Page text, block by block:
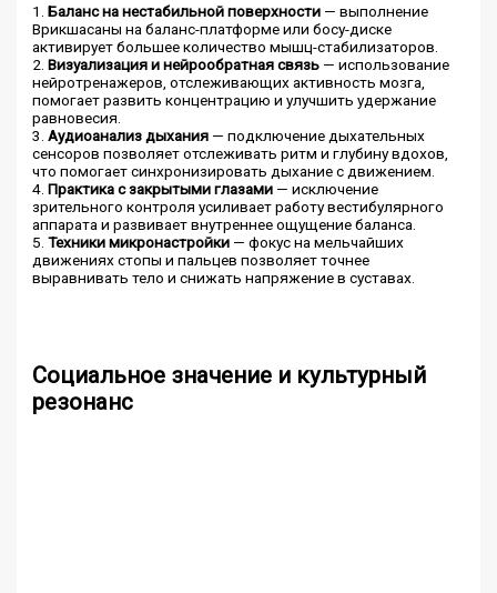
1.Баланс на нестабильной поверхности — выполнение
Врикшасаны на баланс-платформе или босу-диске
активирует большее количество мышц-стабилизаторов.
2.Визуализация и нейрообратная связь — использование
нейротренажеров, отслеживающих активность мозга,
помогает развить концентрацию и улучшить удержание
равновесия.
3.Аудиоанализ дыхания — подключение дыхательных
сенсоров позволяет отслеживать ритм и глубину вдохов,
что помогает синхронизировать дыхание с движением.
4.Практика с закрытыми глазами — исключение
зрительного контроля усиливает работу вестибулярного
аппарата и развивает внутреннее ощущение баланса.
5.Техники микронастройки — фокус на мельчайших
движениях стопы и пальцев позволяет точнее
выравнивать тело и снижать напряжение в суставах.
Социальное значение и культурный
резонанс